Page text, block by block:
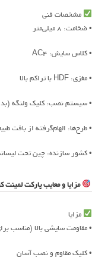
مشخصات فنی
• ضخامت: ۸ میلی‌متر
• کلاس سایش: AC4
• مغزی: HDF با تراکم بالا
• سیستم نصب: کلیک ولنگه
• طرح‌ها: الهام‌گرفته از بافت
• کشور سازنده: چین تحت
مزایا و معایب پارکت لمینت
مزایا
• مقاومت سایشی بالا (مناسب
• کلیک مقاوم و نصب آسان